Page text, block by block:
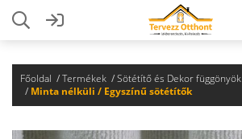
Főoldal Termékek
Sötétítő és Dekor függönyök
Minta nélküli / Egyszínű sötétítők